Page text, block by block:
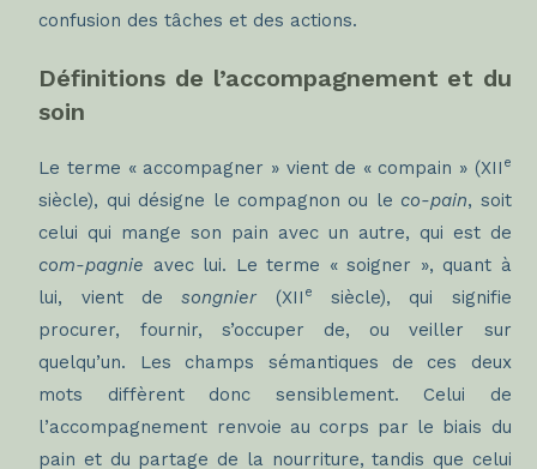
confusion des tâches et des actions.
Définitions de l’accompagnement et du
soin
Le terme « accompagner » vient de « compain » (XII e
siècle), qui désigne le compagnon ou le co-pain, soit
celui qui mange son pain avec un autre, qui est de
com-pagnie avec lui. Le terme « soigner », quant à
lui, vient desongnier (XII e
siècle), qui signifie
procurer, fournir, s’occuper de, ou veiller sur
quelqu’un. Les champs sémantiques de ces deux
mots diffèrent donc sensiblement. Celui de
l’accompagnement renvoie au corps par le biais du
pain et du partage de la nourriture, tandis que celui